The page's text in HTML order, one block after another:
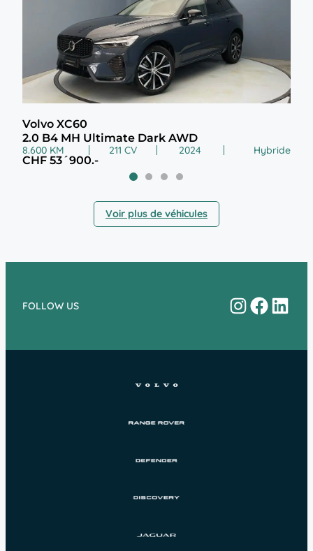
Volvo XC60
2.0 B4 MH Ultimate Dark AWD
8.600 KM 211 CV 2024 Hybride
CHF 53´900.-
Voir plus de véhicules
FOLLOW US Instagram